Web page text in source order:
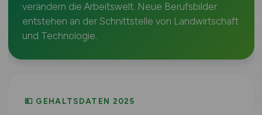
verändern die Arbeitswelt. Neue Berufsbilder
entstehen an der Schnittstelle von Landwirtschaft
und Technologie.
💵 GEHALTSDATEN 2025